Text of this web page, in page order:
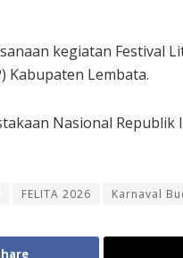
kegiatan Festival
Kabupaten Lembata.
Nasional Republik
FELITA 2026 Karnaval